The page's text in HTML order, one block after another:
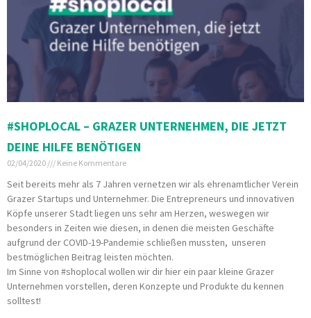
#SHOPLOCAL – GRAZER UNTERNEHMEN, DIE JETZT
DEINE HILFE BENÖTIGEN
02/04/2020 Keine Kommentare
Seit bereits mehr als 7 Jahren vernetzen wir als ehrenamtlicher Verein
Grazer Startups und Unternehmer. Die Entrepreneurs und innovativen
Köpfe unserer Stadt liegen uns sehr am Herzen, weswegen wir
besonders in Zeiten wie diesen, in denen die meisten Geschäfte
aufgrund der COVID-19-Pandemie schließen mussten, unseren
bestmöglichen Beitrag leisten möchten.
Im Sinne von #shoplocal wollen wir dir hier ein paar kleine Grazer
Unternehmen vorstellen, deren Konzepte und Produkte du kennen
solltest!